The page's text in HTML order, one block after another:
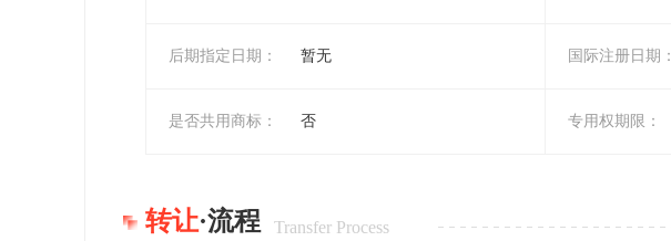
后期指定日期： 暂无 国际注册日期：
是否共用商标： 否 专用权期限：
转让·流程 Transfer Process